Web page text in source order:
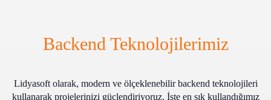
Backend Teknolojilerimiz
Lidyasoft olarak, modern ve ölçeklenebilir backend teknolojileri
kullanarak projelerinizi güçlendiriyoruz. İşte en sık kullandığımız